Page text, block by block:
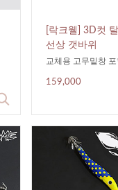
[락크웰] 3D컷
선상 갯바위
교체용 고무밑창 포
159,000